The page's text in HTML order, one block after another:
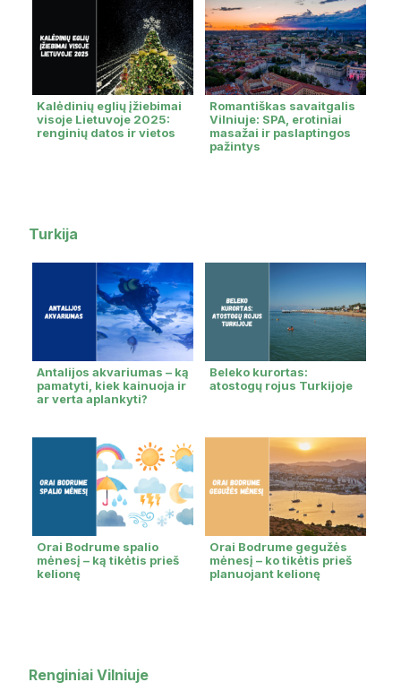
Kalėdinių eglių įžiebimai
visoje Lietuvoje 2025:
renginių datos ir vietos
Romantiškas savaitgalis
Vilniuje: SPA, erotiniai
masažai ir paslaptingos
pažintys
Turkija
Antalijos akvariumas – ką
pamatyti, kiek kainuoja ir
ar verta aplankyti?
Beleko kurortas:
atostogų rojus Turkijoje
Orai Bodrume spalio
mėnesį – ką tikėtis prieš
kelionę
Orai Bodrume gegužės
mėnesį – ko tikėtis prieš
planuojant kelionę
Renginiai Vilniuje